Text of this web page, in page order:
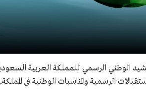
الرسمية والمناسبات الوطنية في المملكة.